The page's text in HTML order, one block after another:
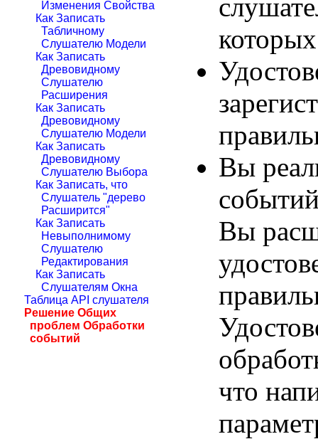
Изменения Свойства
Как Записать
Табличному
Слушателю Модели
Как Записать
Древовидному
Слушателю
Расширения
Как Записать
Древовидному
Слушателю Модели
Как Записать
Древовидному
Слушателю Выбора
Как Записать, что
Слушатель "дерево
Расширится"
Как Записать
Невыполнимому
Слушателю
Редактирования
Как Записать
Слушателям Окна
Таблица API слушателя
Решение Общих
проблем Обработки
событий
Вы
Вы
что